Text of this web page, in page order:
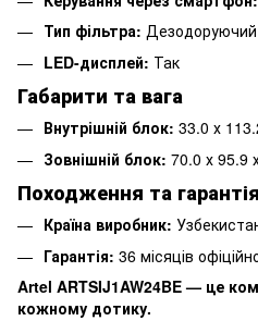
Тип фільтра: Дезодоруючий
LED-дисплей: Так
Габарити та вага
Внутрішній блок: 33.0 х
Зовнішній блок: 70.0 х 95.9
Походження та гарантія
Країна виробник:
Гарантія: 36 місяців
Artel ARTSIJ1AW24BE — це
кожному дотику.